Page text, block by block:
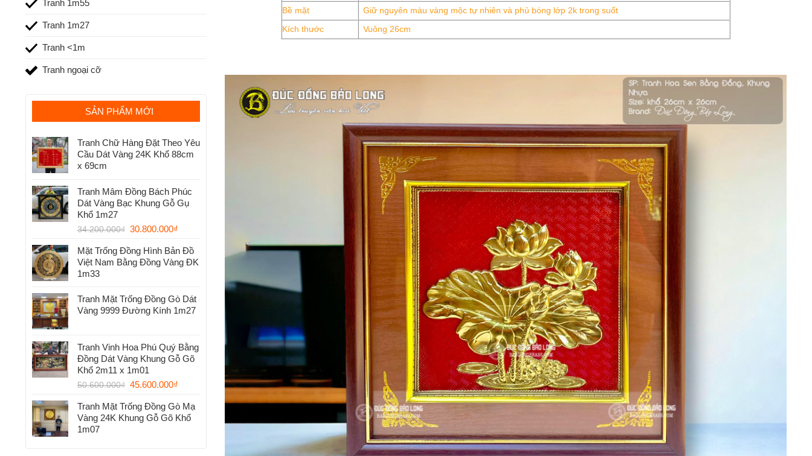
Bề mặt Giữ nguyên màu vàng mộc tự nhiên và phủ bóng lớp 2k trong suốt
Kích thước Vuông 26cm
Tranh 1m55
Tranh 1m27
Tranh <1m
Tranh ngoại cỡ
SẢN PHẨM MỚI
Tranh Chữ Hàng Đặt Theo Yêu
Cầu Dát Vàng 24K Khổ 88cm
x 69cm
Tranh Mâm Đồng Bách Phúc
Dát Vàng Bạc Khung Gỗ Gụ
Khổ 1m27
34.200.000₫ 30.800.000₫
Mặt Trống Đồng Hình Bản Đồ
Việt Nam Bằng Đồng Vàng ĐK
1m33
Tranh Mặt Trống Đồng Gò Dát
Vàng 9999 Đường Kính 1m27
Tranh Vinh Hoa Phú Quý Bằng
Đồng Dát Vàng Khung Gỗ Gõ
Khổ 2m11 x 1m01
50.600.000₫ 45.600.000₫
Tranh Mặt Trống Đồng Gò Mạ
Vàng 24K Khung Gỗ Gõ Khổ
1m07